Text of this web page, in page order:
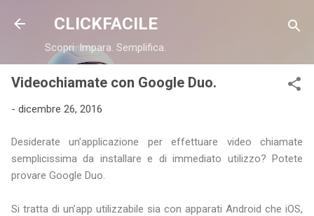
Passa ai contenuti principali
CLICKFACILE
Scopri. Impara. Semplifica.
Videochiamate con Google Duo.
- dicembre 26, 2016
Desiderate un’applicazione per effettuare video chiamate
semplicissima da installare e di immediato utilizzo? Potete
provare Google Duo.
Si tratta di un’app utilizzabile sia con apparati Android che iOS,